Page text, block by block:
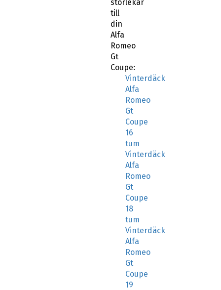
storlekar
till
din
Alfa
Romeo
Gt
Coupe:
Vinterdäck
Alfa
Romeo
Gt
Coupe
16
tum
Vinterdäck
Alfa
Romeo
Gt
Coupe
18
tum
Vinterdäck
Alfa
Romeo
Gt
Coupe
19